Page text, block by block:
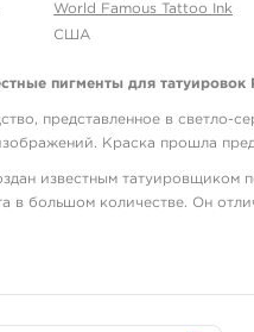
World Famous Tattoo Ink
США
пигменты для татуировок
представленное в светло-
Краска прошла
известным татуировщиком
в большом количестве. Он